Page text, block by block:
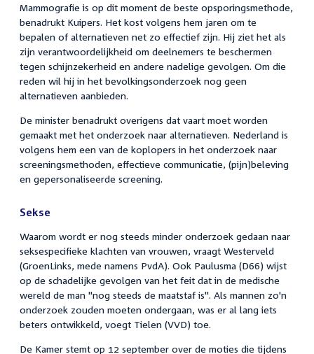
Mammografie is op dit moment de beste opsporingsmethode,
benadrukt Kuipers. Het kost volgens hem jaren om te
bepalen of alternatieven net zo effectief zijn. Hij ziet het als
zijn verantwoordelijkheid om deelnemers te beschermen
tegen schijnzekerheid en andere nadelige gevolgen. Om die
reden wil hij in het bevolkingsonderzoek nog geen
alternatieven aanbieden.
De minister benadrukt overigens dat vaart moet worden
gemaakt met het onderzoek naar alternatieven. Nederland is
volgens hem een van de koplopers in het onderzoek naar
screeningsmethoden, effectieve communicatie, (pijn)beleving
en gepersonaliseerde screening.
Sekse
Waarom wordt er nog steeds minder onderzoek gedaan naar
seksespecifieke klachten van vrouwen, vraagt Westerveld
(GroenLinks, mede namens PvdA). Ook Paulusma (D66) wijst
op de schadelijke gevolgen van het feit dat in de medische
wereld de man "nog steeds de maatstaf is". Als mannen zo'n
onderzoek zouden moeten ondergaan, was er al lang iets
beters ontwikkeld, voegt Tielen (VVD) toe.
De Kamer stemt op 12 september over de moties die tijdens